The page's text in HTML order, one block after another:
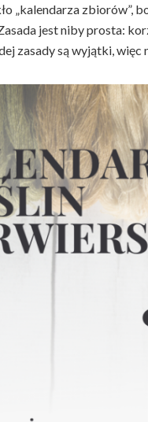
„kalendarza zbiorów”,
jest niby prosta:
zasady są wyjątki, więc